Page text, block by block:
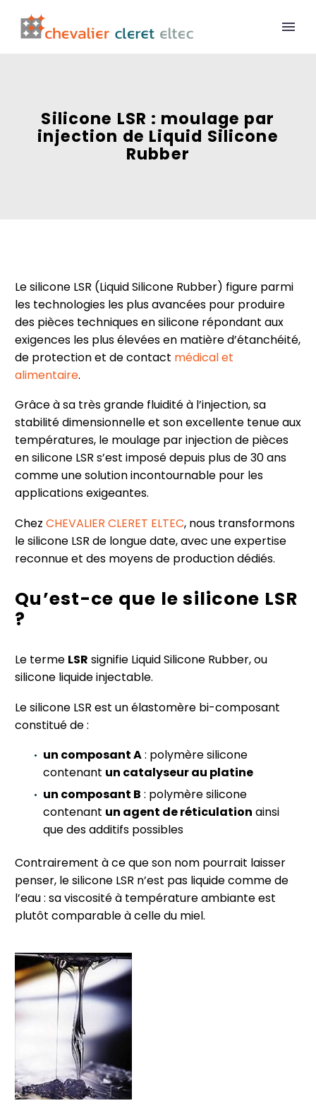
Silicone LSR : moulage par
injection de Liquid Silicone
Rubber
Le silicone LSR (Liquid Silicone Rubber) figure parmi
les technologies les plus avancées pour produire
des pièces techniques en silicone répondant aux
exigences les plus élevées en matière d’étanchéité,
de protection et de contact médical et
alimentaire.
Grâce à sa très grande fluidité à l’injection, sa
stabilité dimensionnelle et son excellente tenue aux
températures, le moulage par injection de pièces
en silicone LSR s’est imposé depuis plus de 30 ans
comme une solution incontournable pour les
applications exigeantes.
Chez CHEVALIER CLERET ELTEC, nous transformons
le silicone LSR de longue date, avec une expertise
reconnue et des moyens de production dédiés.
Qu’est-ce que le silicone LSR
?
Le terme LSR signifie Liquid Silicone Rubber, ou
silicone liquide injectable.
Le silicone LSR est un élastomère bi-composant
constitué de :
un composant A: polymère silicone
contenant un catalyseur au platine
un composant B : polymère silicone
contenant un agent de réticulation ainsi
que des additifs possibles
Contrairement à ce que son nom pourrait laisser
penser, le silicone LSR n’est pas liquide comme de
l’eau : sa viscosité à température ambiante est
plutôt comparable à celle du miel.